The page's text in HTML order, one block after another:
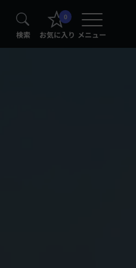
検索
0
お気に入り メニュー